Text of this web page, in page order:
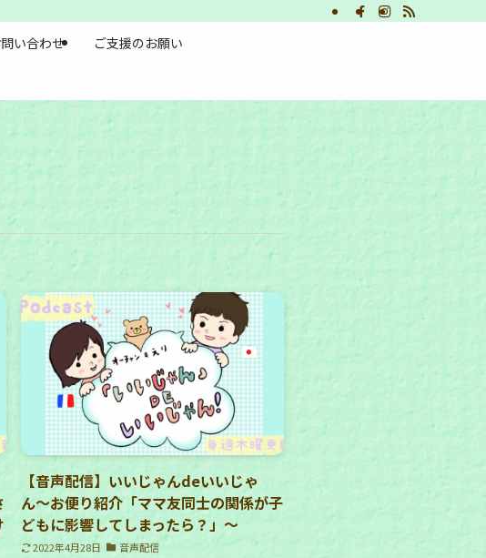
い合わせ ご支援のお願い
【音声配信】いいじゃんdeいいじゃ
ん〜お便り紹介「ママ友同士の関係が子
どもに影響してしまったら？」〜
2022年4月28日 音声配信